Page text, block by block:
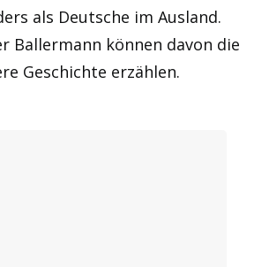
als Deutsche im Ausland.
Ballermann können davon die
Geschichte erzählen.